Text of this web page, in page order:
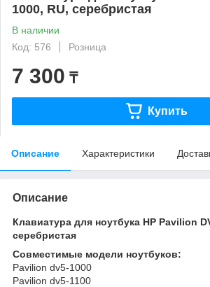
1000, RU, серебристая
В наличии
Код: 576
Розница
7 300 ₸
Купить
Описание Характеристики
Описание
Клавиатура для ноутбука HP Pavilion
серебристая
Совместимые модели ноутбуков:
Pavilion dv5-1000
Pavilion dv5-1100